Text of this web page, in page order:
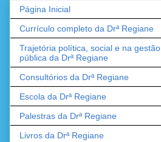
Página Inicial
Currículo completo da Drª Regiane
Trajetória política, social e na gestão
pública da Drª Regiane
Consultórios da Drª Regiane
Escola da Drª Regiane
Palestras da Drª Regiane
Livros da Drª Regiane